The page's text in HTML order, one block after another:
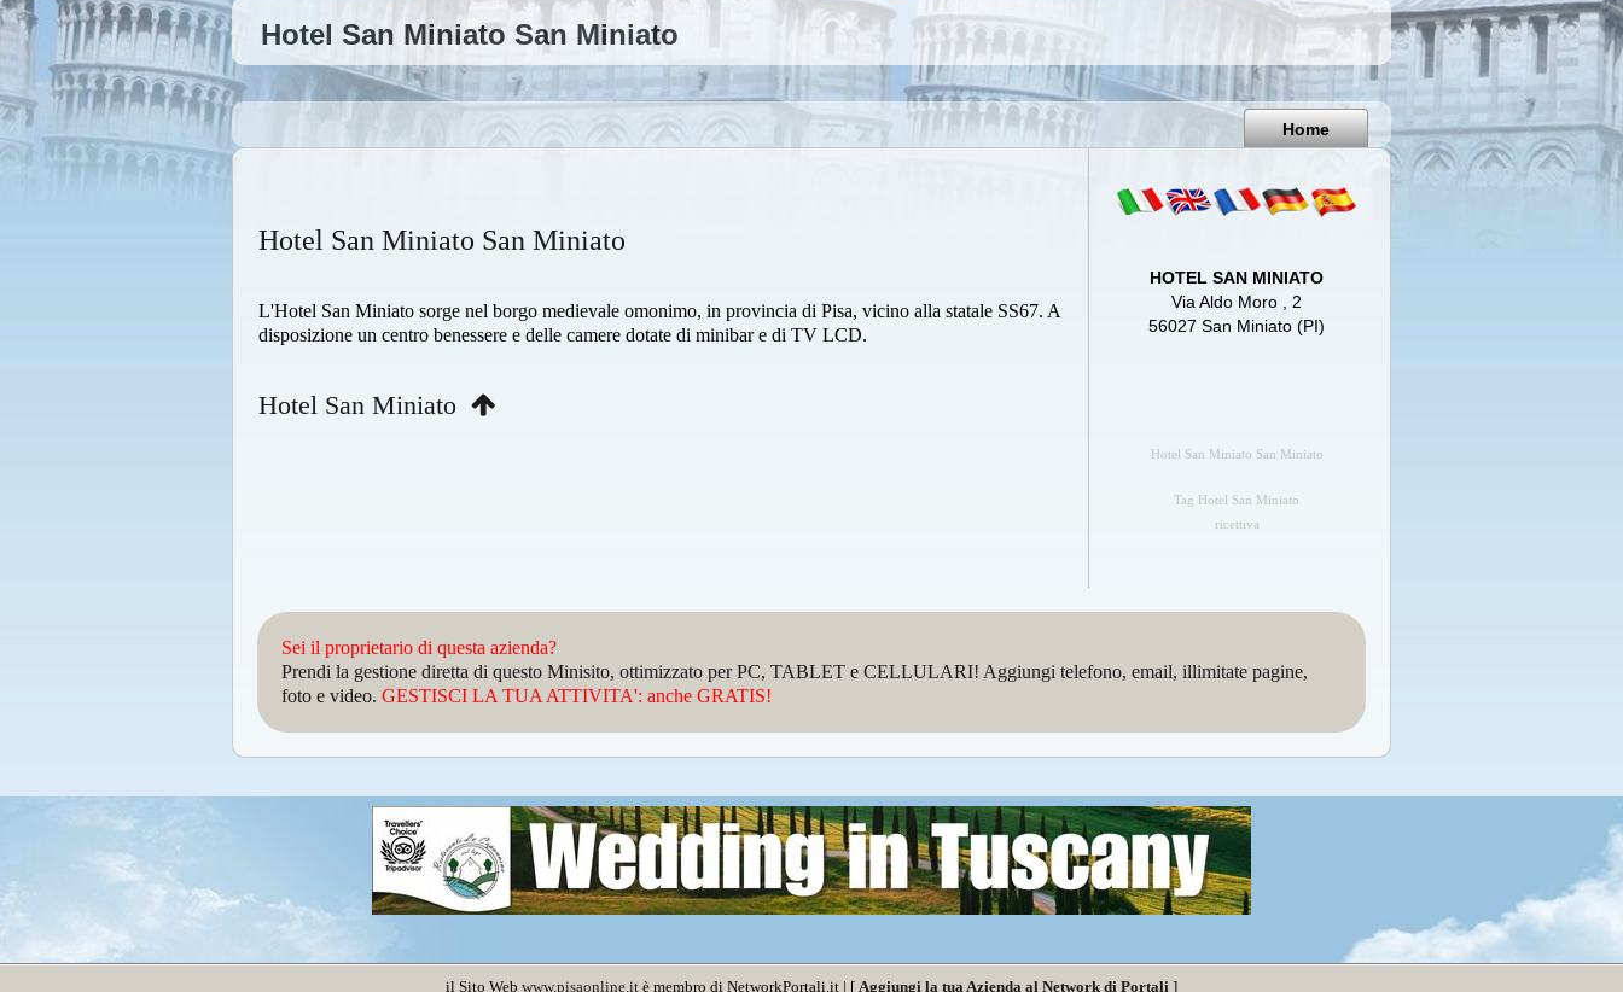
Hotel San Miniato San Miniato
Home
Hotel San Miniato San Miniato
L'Hotel San Miniato sorge nel borgo medievale omonimo, in provincia di Pisa, vicino alla statale SS67. A
disposizione un centro benessere e delle camere dotate di minibar e di TV LCD.
Hotel San Miniato
HOTEL SAN MINIATO
Via Aldo Moro , 2
56027 San Miniato (PI)
Hotel San Miniato San Miniato
Tag Hotel San Miniato
ricettiva
Sei il proprietario di questa azienda?
Prendi la gestione diretta di questo Minisito, ottimizzato per PC, TABLET e CELLULARI! Aggiungi telefono, email, illimitate pagine,
foto e video. GESTISCI LA TUA ATTIVITA': anche GRATIS!
il Sito Web www.pisaonline.it è membro di NetworkPortali.it | [ Aggiungi la tua Azienda al Network di Portali ]